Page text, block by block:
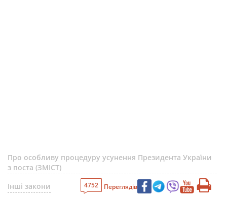
Про особливу процедуру усунення Президента України
з поста (ЗМІСТ)
Інші закони
4752 Переглядів